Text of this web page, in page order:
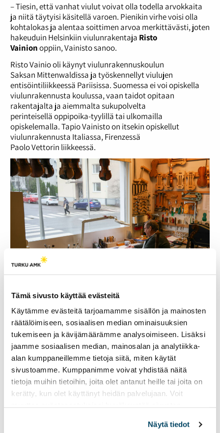
Tämä sivusto käyttää evästeitä
Käytämme evästeitä tarjoamamme sisällön ja mainosten
räätälöimiseen, sosiaalisen median ominaisuuksien
tukemiseen ja kävijämäärämme analysoimiseen. Lisäksi
jaamme sosiaalisen median, mainosalan ja analytiikka-
alan kumppaneillemme tietoja siitä, miten käytät
sivustoamme. Kumppanimme voivat yhdistää näitä
tietoja muihin tietoihin, joita olet antanut heille tai joita on
kerätty, kun olet käyttänyt heidän palvelujaan. Voit
Näytä tiedot
– Tiesin, että vanhat viulut voivat olla todella arvokkaita
ja niitä täytyisi käsitellä varoen. Pienikin virhe voisi olla
kohtalokas ja alentaa soittimen arvoa merkittävästi, joten
hakeuduin Helsinkiin viulunrakentaja Risto
Vainionoppiin, Vainisto sanoo.
Risto Vainio oli käynyt viulunrakennuskoulun
Saksan Mittenwaldissa ja työskennellyt viulujen
entisöintiliikkeessä Pariisissa. Suomessa ei voi opiskella
viulunrakennusta koulussa, vaan taidot opitaan
rakentajalta ja aiemmalta sukupolvelta
perinteisellä oppipoika-tyylillä tai ulkomailla
opiskelemalla. Tapio Vainisto on itsekin opiskellut
viulunrakennusta Italiassa, Firenzessä
Paolo Vettorin liikkeessä.
Vainiston liikkeestä avautuu maisema kadulle.
Kuusisto
Ensimmäisen liikkeen
avaaminen Turkuun
Vuonna 1984 Vainisto avasi oman liikkeensä Turun
Marttiin, jossa liike toimii tänäkin päivänä. Suurin
osa Vainiston työstä on viulujen huoltoa ja korjausta ja
niitä tehtäviä on alusta asti riittänyt.
– Muistaakseni taisin pienen ilmoituksen Turun Sanomiin
laittaa, mutta muuten on niin pienet piirit, että asiakkaat